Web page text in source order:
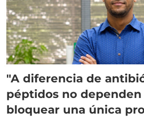
"A diferencia de
péptidos no dependen
bloquear una única